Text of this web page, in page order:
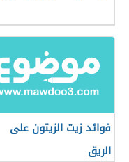
فوائد زيت الزيتون على
الريق